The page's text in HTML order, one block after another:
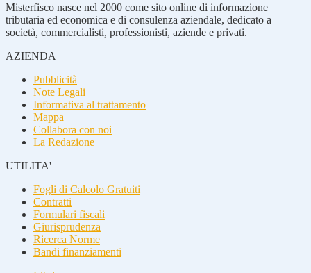
Misterfisco nasce nel 2000 come sito online di informazione
tributaria ed economica e di consulenza aziendale, dedicato a
società, commercialisti, professionisti, aziende e privati.
AZIENDA
Pubblicità
Note Legali
Informativa al trattamento
Mappa
Collabora con noi
La Redazione
UTILITA'
Fogli di Calcolo Gratuiti
Contratti
Formulari fiscali
Giurisprudenza
Ricerca Norme
Bandi finanziamenti